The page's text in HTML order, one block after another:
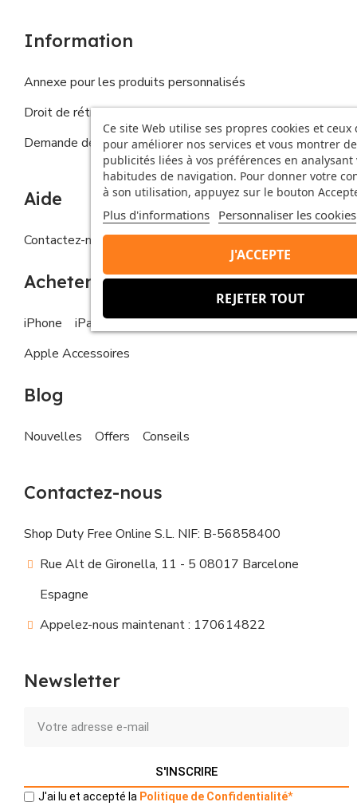
Ce site Web utilise ses propres cookies et ceux
pour améliorer nos services et vous montrer
publicités liées à vos préférences en analysant
habitudes de navigation. Pour donner votre
à son utilisation, appuyez sur le bouton
Plus d'informations Personnaliser les cookies
REJETER TOUT
J'ACCEPTE
Information
Annexe pour les produits personnalisés
Droit de rétractation
Demande de droits de la personne concernée
Aide
Contactez-nous FAQs
Acheter
iPhone iPad MacBook
Apple Watch
Apple Accessoires
Blog
Nouvelles Offers Conseils
Contactez-nous
Shop Duty Free Online S.L. NIF: B-56858400
Rue Alt de Gironella, 11 - 5 08017 Barcelone
Espagne
Appelez-nous maintenant : 170614822
Newsletter
S'INSCRIRE
J'ai lu et accepté la Politique de Confidentialité*